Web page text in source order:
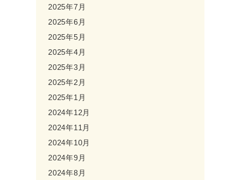
2025年7月
2025年6月
2025年5月
2025年4月
2025年3月
2025年2月
2025年1月
2024年12月
2024年11月
2024年10月
2024年9月
2024年8月